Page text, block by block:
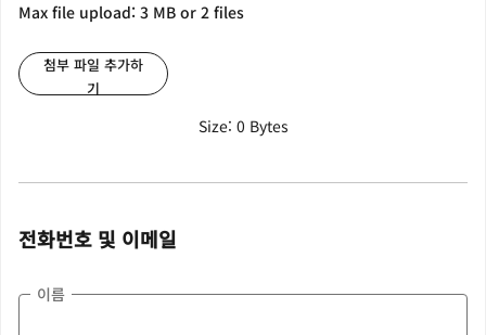
Max file upload: 3 MB or 2 files
첨부 파일 추가하
기
Size: 0 Bytes
전화번호 및 이메일
이름